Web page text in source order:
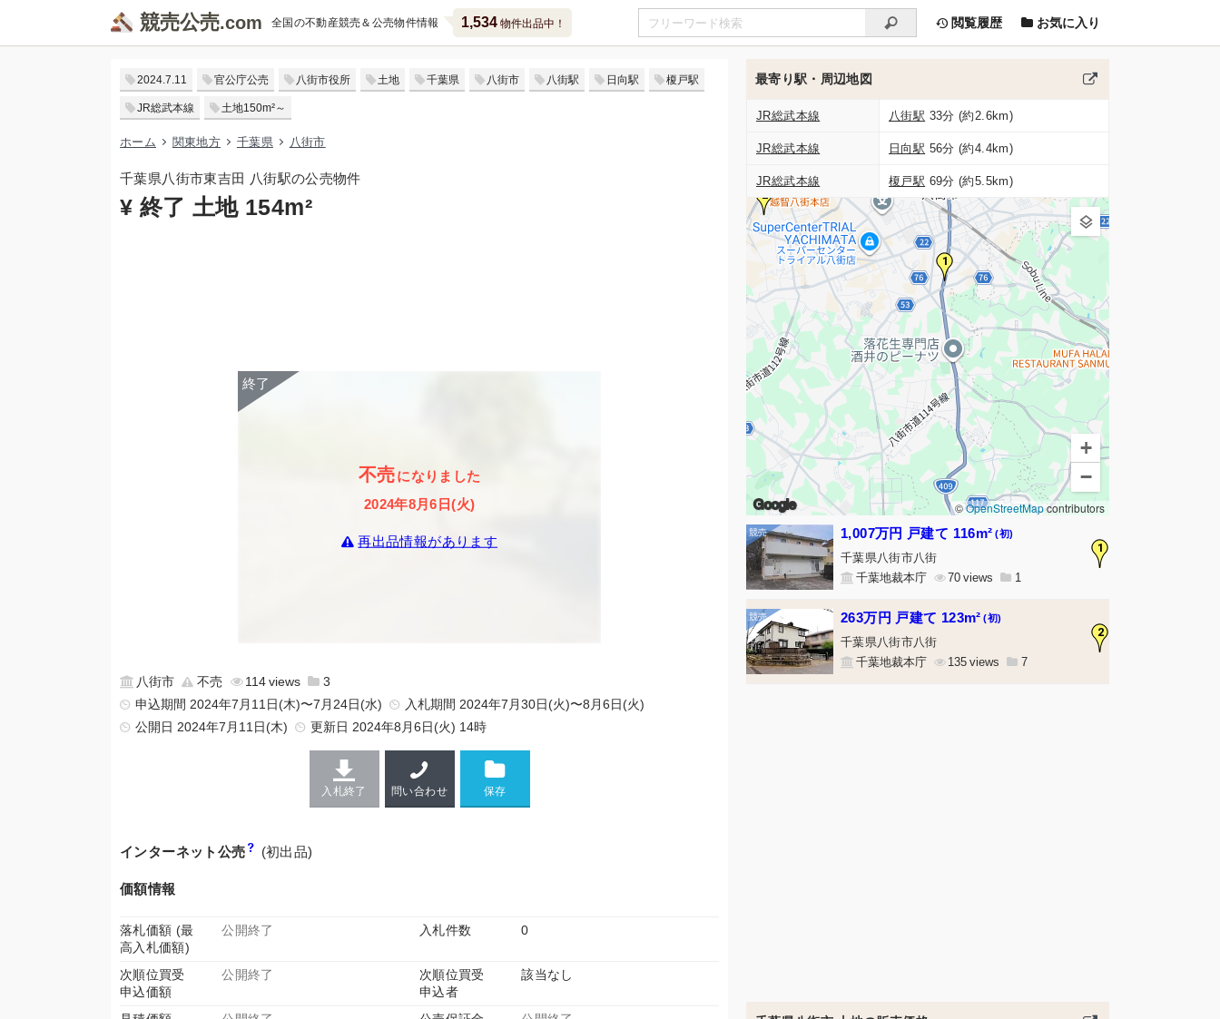
競売公売 全国の不動産競売＆公売物件情報 1,534物件出品中！ 閲覧履歴 お気に入り
2024.7.11 官公庁公売 八街市役所 土地 千葉県 八街市 八街駅 日向駅 榎戸駅
JR総武本線 土地150m²～
ホーム 関東地方 千葉県 八街市
千葉県八街市東吉田 八街駅の公売物件
¥ 終了 土地 154m²
不売になりました
2024年8月6日(火)
再出品情報があります
八街市 不売 114
3
申込期間 2024年7月11日(木)〜7月24日(水)
入札期間 2024年7月30日(火)〜8月6日(火)
公開日 2024年7月11日(木) 更新日 2024年8月6日(火) 14時
入札終了 問い合わせ
インターネット公売 (初出品)
価額情報
落札価額 (最
高入札価額)
公開終了 入札件数 0
次順位買受
申込価額
公開終了
次順位買受
申込者
該当なし
最寄り駅・周辺地図
JR総武本線 八街駅 33分 (約2.6km)
JR総武本線 日向駅 56分 (約4.4km)
JR総武本線 榎戸駅 69分 (約5.5km)
1
2
Google
+
−
©OpenStreetMapcontributors
1
1,007万円 戸建て 116m² (初)
千葉県八街市八街
千葉地裁本庁
70 1
2
263万円 戸建て 123m² (初)
千葉県八街市八街
千葉地裁本庁
135 7